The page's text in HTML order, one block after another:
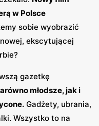
w Polsce
sobie wyobrazić
ekscytującej
gazetkę
młodsze, jak i
Gadżety, ubrania,
Wszystko to na